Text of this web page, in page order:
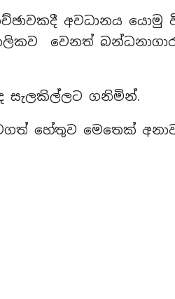
අවධානය යොමු
වෙනත්
සැලකිල්ලට ගනිමින්.
හේතුව මෙතෙක්